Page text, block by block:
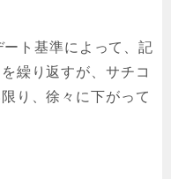
ト基準によって、記
繰り返すが、サチコ
り、徐々に下がって